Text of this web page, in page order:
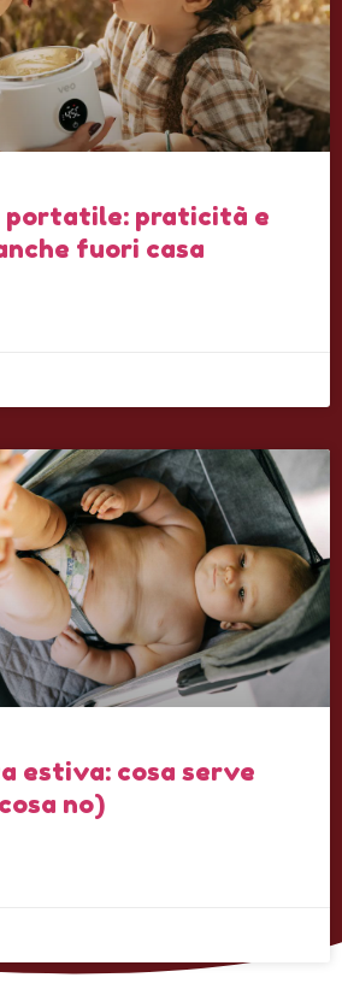
portatile: praticità e
fuori casa
estiva: cosa serve
no)